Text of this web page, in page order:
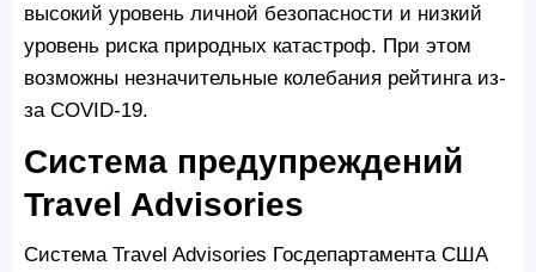
высокий уровень личной безопасности и низкий
уровень риска природных катастроф. При этом
возможны незначительные колебания рейтинга из-
за COVID-19.
Система предупреждений
Travel Advisories
Система Travel Advisories Госдепартамента США